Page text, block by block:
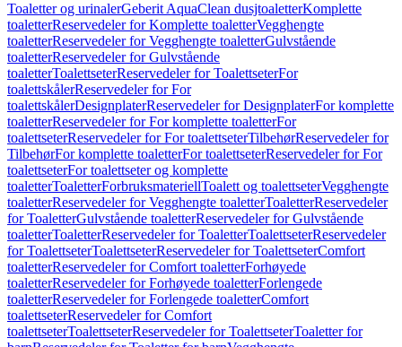
Toaletter og urinalerGeberit AquaClean dusjtoaletterKomplette
toaletterReservedeler for Komplette toaletterVegghengte
toaletterReservedeler for Vegghengte toaletterGulvstående
toaletterReservedeler for Gulvstående
toaletterToalettseterReservedeler for ToalettseterFor
toalettskålerReservedeler for For
toalettskålerDesignplaterReservedeler for DesignplaterFor komplette
toaletterReservedeler for For komplette toaletterFor
toalettseterReservedeler for For toalettseterTilbehørReservedeler for
TilbehørFor komplette toaletterFor toalettseterReservedeler for For
toalettseterFor toalettseter og komplette
toaletterToaletterForbruksmateriellToalett og toalettseterVegghengte
toaletterReservedeler for Vegghengte toaletterToaletterReservedeler
for ToaletterGulvstående toaletterReservedeler for Gulvstående
toaletterToaletterReservedeler for ToaletterToalettseterReservedeler
for ToalettseterToalettseterReservedeler for ToalettseterComfort
toaletterReservedeler for Comfort toaletterForhøyede
toaletterReservedeler for Forhøyede toaletterForlengede
toaletterReservedeler for Forlengede toaletterComfort
toalettseterReservedeler for Comfort
toalettseterToalettseterReservedeler for ToalettseterToaletter for